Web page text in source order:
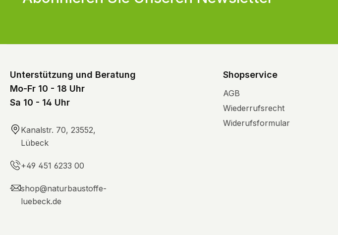
Unterstützung und Beratung
Mo-Fr 10 - 18 Uhr
Sa 10 - 14 Uhr
Kanalstr. 70, 23552,
Lübeck
+49 451 6233 00
shop@naturbaustoffe-
luebeck.de
Shopservice
AGB
Wiederrufsrecht
Widerufsformular